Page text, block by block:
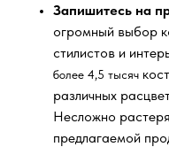
Запишитесь на
огромный выбор
стилистов и
более 4,5 тысяч
различных
Несложно
предлагаемой